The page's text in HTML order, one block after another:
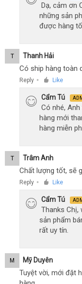
Dạ, cảm ơn
những sản
được hàng
T Thanh Hải
Có ship hàng toàn
Reply ● Like
Cẩm Tú
Có nhé,
hàng mới
hàng miễn
T Trâm Anh
Chất lượng tốt, sẽ
Reply ● Like
Cẩm Tú
Thanks Chị,
sản phẩm
rất uy tín.
M Mỹ Duyên
Tuyệt vời, mới đặt